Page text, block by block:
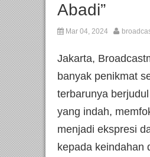
Abadi”
Mar 04, 2024
Jakarta,
banyak penikmat
terbarunya
yang indah,
menjadi ekspresi
kepada keindahan